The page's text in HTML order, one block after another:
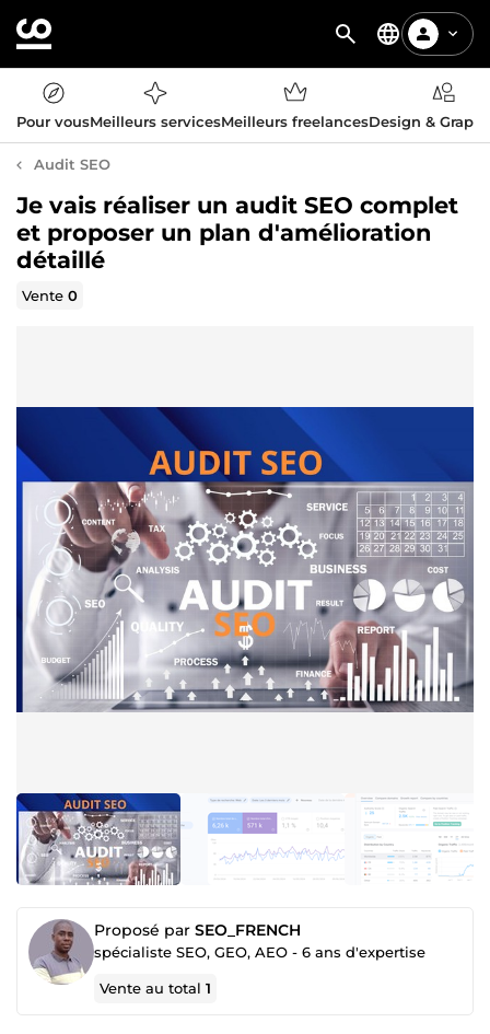
Pour vousMeilleurs servicesMeilleurs freelancesDesign &
Audit SEO
Je vais réaliser un audit SEO complet
et proposer un plan d'amélioration
détaillé
Vente0
Proposé par SEO_FRENCH
spécialiste SEO, GEO, AEO - 6 ans d'expertise
Vente au total1